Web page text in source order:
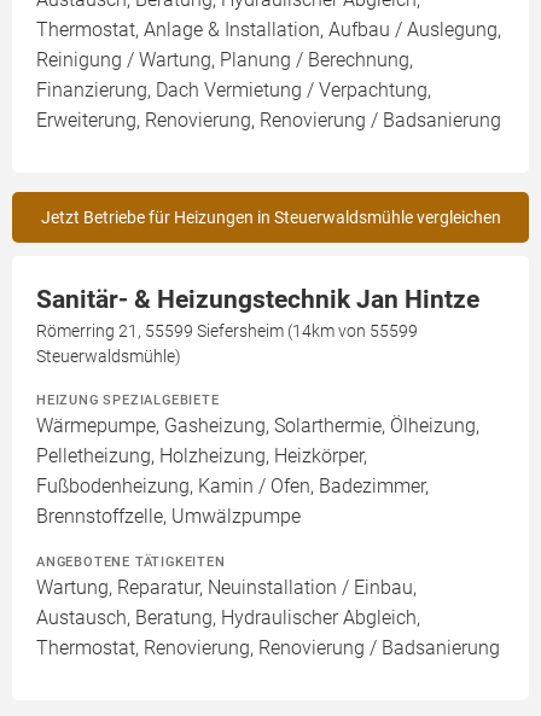
Thermostat, Anlage & Installation, Aufbau / Auslegung,
Reinigung / Wartung, Planung / Berechnung,
Finanzierung, Dach Vermietung / Verpachtung,
Erweiterung, Renovierung, Renovierung / Badsanierung
Jetzt Betriebe für Heizungen in Steuerwaldsmühle vergleichen
Sanitär- & Heizungstechnik Jan Hintze
Römerring 21, 55599 Siefersheim (14km von 55599
Steuerwaldsmühle)
HEIZUNG SPEZIALGEBIETE
Wärmepumpe, Gasheizung, Solarthermie, Ölheizung,
Pelletheizung, Holzheizung, Heizkörper,
Fußbodenheizung, Kamin / Ofen, Badezimmer,
Brennstoffzelle, Umwälzpumpe
ANGEBOTENE TÄTIGKEITEN
Wartung, Reparatur, Neuinstallation / Einbau,
Austausch, Beratung, Hydraulischer Abgleich,
Thermostat, Renovierung, Renovierung / Badsanierung